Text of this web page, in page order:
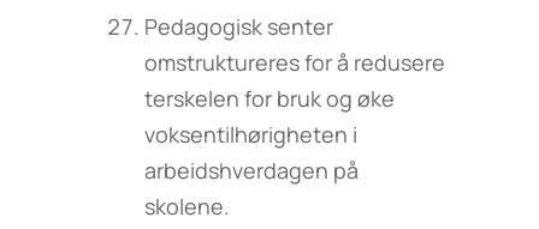
Pedagogisk senter
omstruktureres for å redusere
terskelen for bruk og øke
voksentilhørigheten i
arbeidshverdagen på
skolene.